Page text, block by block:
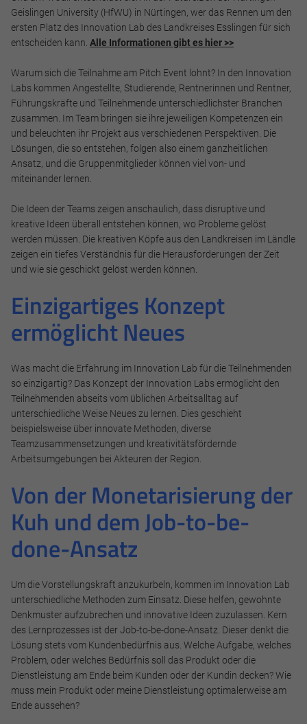
Geislingen University (HfWU) in Nürtingen, wer das Rennen um den
ersten Platz des Innovation Lab des Landkreises Esslingen für sich
entscheiden kann. Alle Informationen gibt es hier >>
Warum sich die Teilnahme am Pitch Event lohnt? In den Innovation
Labs kommen Angestellte, Studierende, Rentnerinnen und Rentner,
Führungskräfte und Teilnehmende unterschiedlichster Branchen
zusammen. Im Team bringen sie ihre jeweiligen Kompetenzen ein
und beleuchten ihr Projekt aus verschiedenen Perspektiven. Die
Lösungen, die so entstehen, folgen also einem ganzheitlichen
Ansatz, und die Gruppenmitglieder können viel von- und
miteinander lernen.
Die Ideen der Teams zeigen anschaulich, dass disruptive und
kreative Ideen überall entstehen können, wo Probleme gelöst
werden müssen. Die kreativen Köpfe aus den Landkreisen im Ländle
zeigen ein tiefes Verständnis für die Herausforderungen der Zeit
und wie sie geschickt gelöst werden können.
Einzigartiges Konzept
ermöglicht Neues
Was macht die Erfahrung im Innovation Lab für die Teilnehmenden
so einzigartig? Das Konzept der Innovation Labs ermöglicht den
Teilnehmenden abseits vom üblichen Arbeitsalltag auf
unterschiedliche Weise Neues zu lernen. Dies geschieht
beispielsweise über innovate Methoden, diverse
Teamzusammensetzungen und kreativitätsfördernde
Arbeitsumgebungen bei Akteuren der Region.
Von der Monetarisierung der
Kuh und dem Job-to-be-
done-Ansatz
Um die Vorstellungskraft anzukurbeln, kommen im Innovation Lab
unterschiedliche Methoden zum Einsatz. Diese helfen, gewohnte
Denkmuster aufzubrechen und innovative Ideen zuzulassen. Kern
des Lernprozesses ist der Job-to-be-done-Ansatz. Dieser denkt die
Lösung stets vom Kundenbedürfnis aus. Welche Aufgabe, welches
Problem, oder welches Bedürfnis soll das Produkt oder die
Dienstleistung am Ende beim Kunden oder der Kundin decken? Wie
muss mein Produkt oder meine Dienstleistung optimalerweise am
Ende aussehen?
Notwendig
Diese werden für die Grundfunktionen der Website benötigt
und helfen dabei, unsere Website nutzbar zu machen sowie
Zugriffe auf sichere Bereiche unserer Website ermöglichen.
Cookie Informationen anzeigen
Marketing und Statistik
Marketing und Statistik Cookies werden verwendet, um
weitergeleitet.
Cookie Informationen anzeigen
Speichern